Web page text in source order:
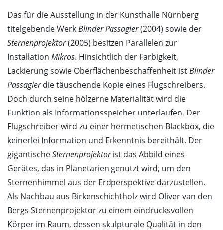
Das für die Ausstellung in der Kunsthalle Nürnberg
titelgebende WerkBlinder Passagier(2004) sowie der
Sternenprojektor(2005) besitzen Parallelen zur
Installation Mikros. Hinsichtlich der Farbigkeit,
Lackierung sowie Oberflächenbeschaffenheit istBlinder
Passagierdie täuschende Kopie eines Flugschreibers.
Doch durch seine hölzerne Materialität wird die
Funktion als Informationsspeicher unterlaufen. Der
Flugschreiber wird zu einer hermetischen Blackbox, die
keinerlei Information und Erkenntnis bereithält. Der
gigantischeSternenprojektorist das Abbild eines
Gerätes, das in Planetarien genutzt wird, um den
Sternenhimmel aus der Erdperspektive darzustellen.
Als Nachbau aus Birkenschichtholz wird Oliver van den
Bergs Sternen­projektor zu einem eindrucksvollen
Körper im Raum, dessen skulpturale Qualität in den